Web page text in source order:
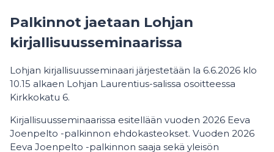
Palkinnot jaetaan Lohjan
kirjallisuusseminaarissa
Lohjan kirjallisuusseminaari järjestetään la 6.6.2026 klo
10.15 alkaen Lohjan Laurentius-salissa osoitteessa
Kirkkokatu 6.
Kirjallisuusseminaarissa esitellään vuoden 2026 Eeva
Joenpelto -palkinnon ehdokasteokset. Vuoden 2026
Eeva Joenpelto -palkinnon saaja sekä yleisön